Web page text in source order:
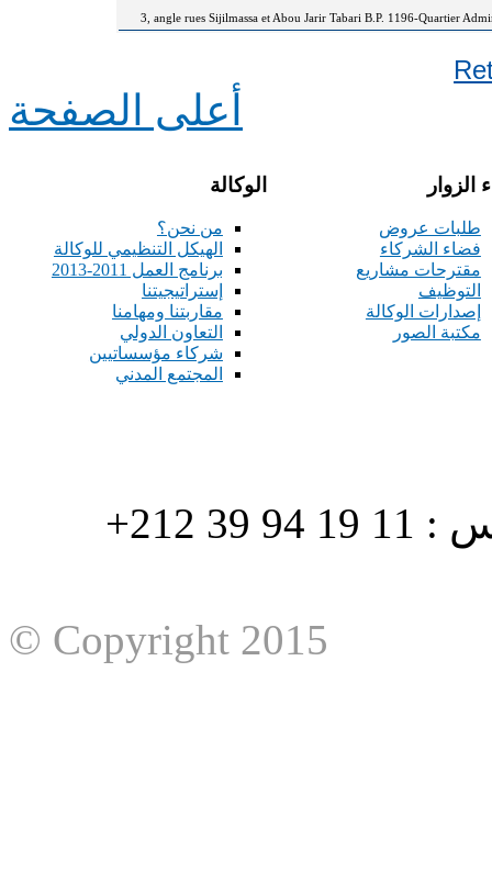
3, angle rues Sijilmassa et Abou Jarir Tabari B.P. 1196-Quartier
أعلى الصفحة
الوكالة
من نحن؟
الهيكل التنظيمي للوكالة
برنامج العمل 2011-2013
إستراتيجيتنا
مقاربتنا ومهامنا
التعاون الدولي
شركاء مؤسساتيين
المجتمع المدني
الزوار
طلبات عروض
فضاء الشركاء
مقترحات مشاريع
التوظيف
إصدارات الوكالة
مكتبة الصور
هاتف : 90/88 32 94 39 212+ فاكس : 11 19 94 39 212+
© Copyright 2015